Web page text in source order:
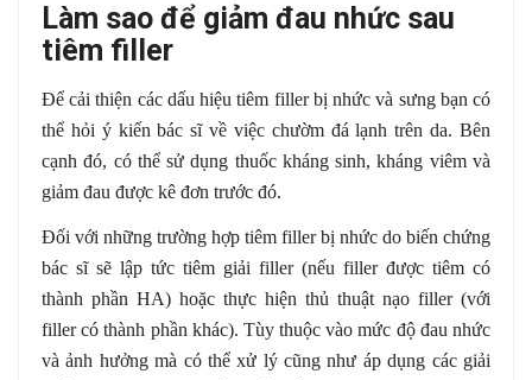
Làm sao để giảm đau nhức sau
tiêm filler
Để cải thiện các dấu hiệu tiêm filler bị nhức và sưng bạn có
thể hỏi ý kiến bác sĩ về việc chườm đá lạnh trên da. Bên
cạnh đó, có thể sử dụng thuốc kháng sinh, kháng viêm và
giảm đau được kê đơn trước đó.
Đối với những trường hợp tiêm filler bị nhức do biến chứng
bác sĩ sẽ lập tức tiêm giải filler (nếu filler được tiêm có
thành phần HA) hoặc thực hiện thủ thuật nạo filler (với
filler có thành phần khác). Tùy thuộc vào mức độ đau nhức
và ảnh hưởng mà có thể xử lý cũng như áp dụng các giải